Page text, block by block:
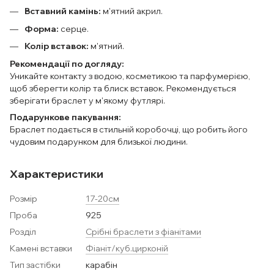
Вставний камінь: м'ятний акрил.
Форма: серце.
Колір вставок: м'ятний.
Рекомендації по догляду:
Уникайте контакту з водою, косметикою та парфумерією,
щоб зберегти колір та блиск вставок. Рекомендується
зберігати браслет у м'якому футлярі.
Подарункове пакування:
Браслет подається в стильній коробочці, що робить його
чудовим подарунком для близької людини.
Характеристики
Розмір
17-20см
Проба
925
Розділ
Срібні браслети з фіанітами
Камені вставки
Фіаніт/куб.цирконій
Тип застібки
карабін